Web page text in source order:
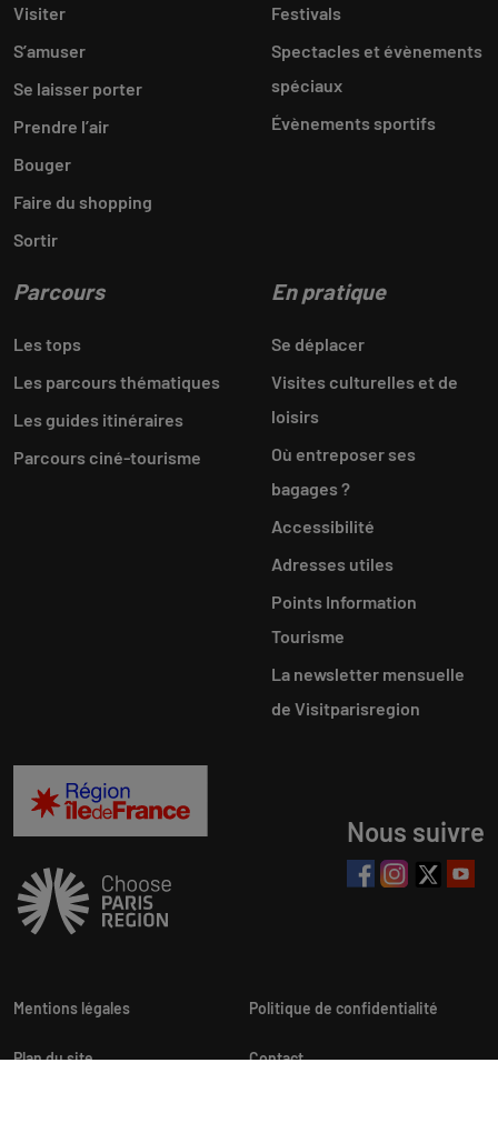
Visiter
S’amuser
Se laisser porter
Prendre l’air
Bouger
Faire du shopping
Sortir
Festivals
Spectacles et évènements
spéciaux
Évènements sportifs
Parcours
Les tops
Les parcours thématiques
Les guides itinéraires
Parcours ciné-tourisme
En pratique
Se déplacer
Visites culturelles et de
loisirs
Où entreposer ses
bagages ?
Accessibilité
Adresses utiles
Points Information
Tourisme
La newsletter mensuelle
de Visitparisregion
Nous suivre
Mentions légales Politique de confidentialité
Plan du site Contact